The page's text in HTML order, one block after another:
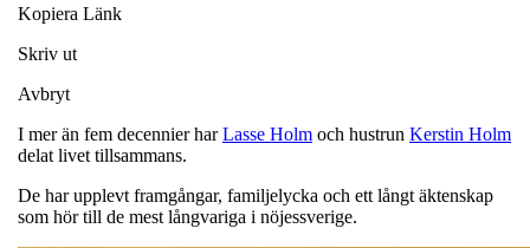
Kopiera Länk
Skriv ut
Avbryt
I mer än fem decennier harLasse Holm och hustrun Kerstin Holm
delat livet tillsammans.
De har upplevt framgångar, familjelycka och ett långt äktenskap
som hör till de mest långvariga i nöjessverige.